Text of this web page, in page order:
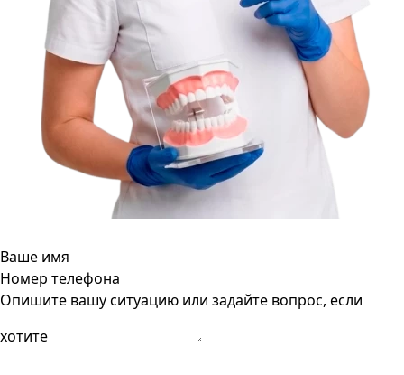
Ваше имя
Номер телефона
Опишите вашу ситуацию или задайте вопрос, если
хотите